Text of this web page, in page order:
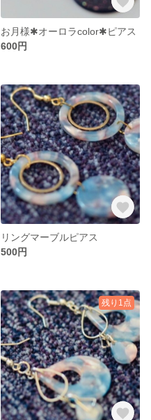
お月様✱オーロラcolor✱ピアス
600円
リングマーブルピアス
500円
残り1点